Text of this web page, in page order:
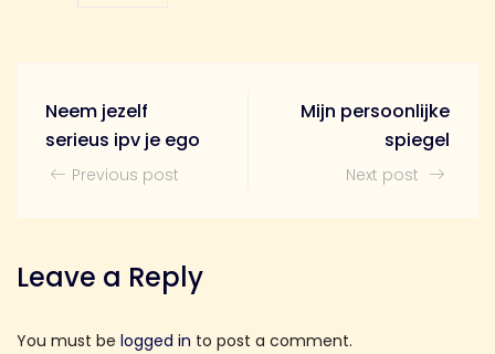
Neem jezelf
serieus ipv je ego
Previous post
Mijn persoonlijke
spiegel
Next post
Leave a Reply
You must be logged in to post a comment.